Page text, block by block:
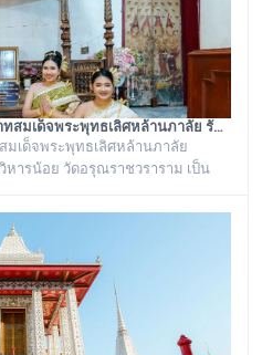
บทที่ 11.2 พระแท่นบรรทม พระบาทสมเด็จพระพุทธเลิศหล้านภาลัย รัชกาลที่ ๒ วัดอรุณราชวราราม (แอพเดียวเที่ยวทั่ววัดอรุณ)
เด็จพระพุทธเลิศหล้านภาลัย
ารน้อย วัดอรุณราชวราราม เป็น
มมาช้านาน ตั้งแต่เมื่อครั้งที่พระบาท
าลที่ ๒ พระองค์ยังทรงครองพระยศ
มาประทับอยู่ที่พระราชวังเดิม